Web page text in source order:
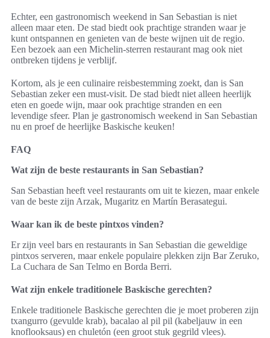
Echter, een gastronomisch weekend in San Sebastian is niet
alleen maar eten. De stad biedt ook prachtige stranden waar je
kunt ontspannen en genieten van de beste wijnen uit de regio.
Een bezoek aan een Michelin-sterren restaurant mag ook niet
ontbreken tijdens je verblijf.
Kortom, als je een culinaire reisbestemming zoekt, dan is San
Sebastian zeker een must-visit. De stad biedt niet alleen heerlijk
eten en goede wijn, maar ook prachtige stranden en een
levendige sfeer. Plan je gastronomisch weekend in San Sebastian
nu en proef de heerlijke Baskische keuken!
FAQ
Wat zijn de beste restaurants in San Sebastian?
San Sebastian heeft veel restaurants om uit te kiezen, maar enkele
van de beste zijn Arzak, Mugaritz en Martín Berasategui.
Waar kan ik de beste pintxos vinden?
Er zijn veel bars en restaurants in San Sebastian die geweldige
pintxos serveren, maar enkele populaire plekken zijn Bar Zeruko,
La Cuchara de San Telmo en Borda Berri.
Wat zijn enkele traditionele Baskische gerechten?
Enkele traditionele Baskische gerechten die je moet proberen zijn
txangurro (gevulde krab), bacalao al pil pil (kabeljauw in een
knoflooksaus) en chuletón (een groot stuk gegrild vlees).